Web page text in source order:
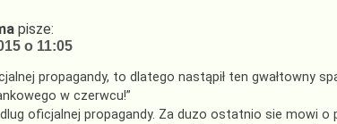
pisze:
o 11:05
propagandy, to dlatego nastąpił ten gwałtowny
w czerwcu!”
oficjalnej propagandy. Za duzo ostatnio sie mowi